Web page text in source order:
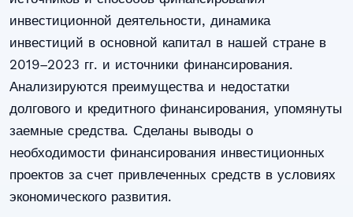
инвестиционной деятельности, динамика
инвестиций в основной капитал в нашей стране в
2019–2023 гг. и источники финансирования.
Анализируются преимущества и недостатки
долгового и кредитного финансирования, упомянуты
заемные средства. Сделаны выводы о
необходимости финансирования инвестиционных
проектов за счет привлеченных средств в условиях
экономического развития.